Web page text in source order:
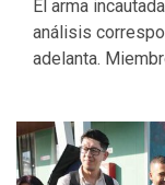
El arma
análisis
adelanta.